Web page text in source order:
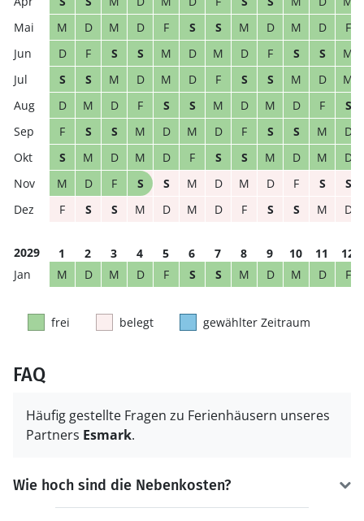
M
D M D F S S M D M D
F
D
F S S M D M D F S S
M
S
S M D M D F S S M D
M
D
M D F S S M D M D F
S
F
S S M D M D F S S M
D
S
M D M D F S S M D M
D
M
D F S S M D M D F S
S
F
S S M D M D F S S M D
2029 1 2 3 4 5 6 7 8 9 10 11
12
M
D M D F S S M D M D F
frei belegt gewählter Zeitraum
FAQ
Häufig gestellte Fragen zu Ferienhäusern unseres
Partners Esmark.
Wie hoch sind die Nebenkosten?